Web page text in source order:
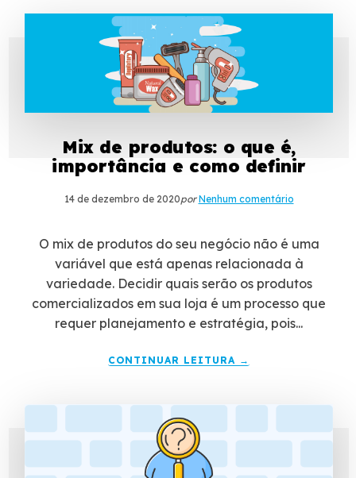
Mix de produtos: o que é,
importância e como definir
14 de dezembro de 2020por Nenhum comentário
O mix de produtos do seu negócio não é uma
variável que está apenas relacionada à
variedade. Decidir quais serão os produtos
comercializados em sua loja é um processo que
requer planejamento e estratégia, pois...
CONTINUAR LEITURA →